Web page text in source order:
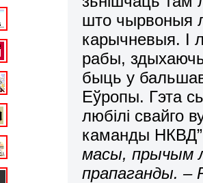
што чырвоныя
карычневыя. І
рабы,
быць у
Еўропы. Гэта
любілі свайго
каманды
масы, прычым
прапаганды. –